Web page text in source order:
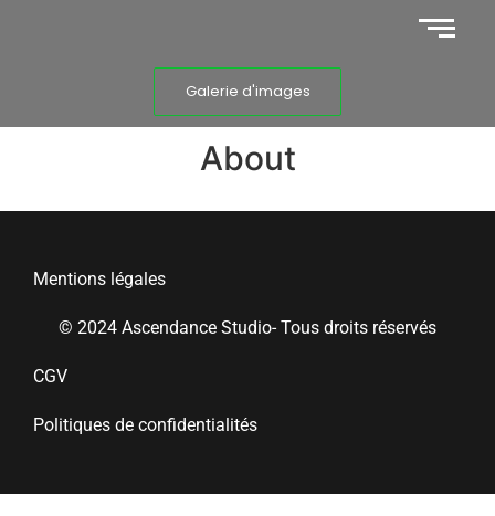
Galerie d'images
About
Mentions légales
© 2024 Ascendance Studio- Tous droits réservés
CGV
Politiques de confidentialités